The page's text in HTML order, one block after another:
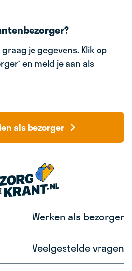
je gegevens. Klik op
en meld je aan als
als bezorger
Werken als bezorger
Veelgestelde vragen